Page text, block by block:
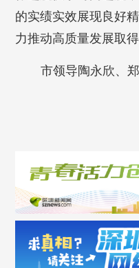
的实绩实效展现良好
力推动高质量发展取得
市领导陶永欣、